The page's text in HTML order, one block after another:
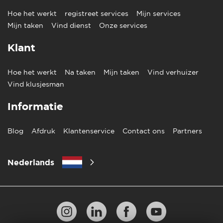
Hoe het werkt registreet services
Mijn services
Mijn taken
Vind dienst Onze services
Klant
Hoe het werkt Na taken Mijn taken
Vind verhuizer
Vind klusjesman
Informatie
Blog Afdruk Klantenservice Contact ons Partners
Nederlands